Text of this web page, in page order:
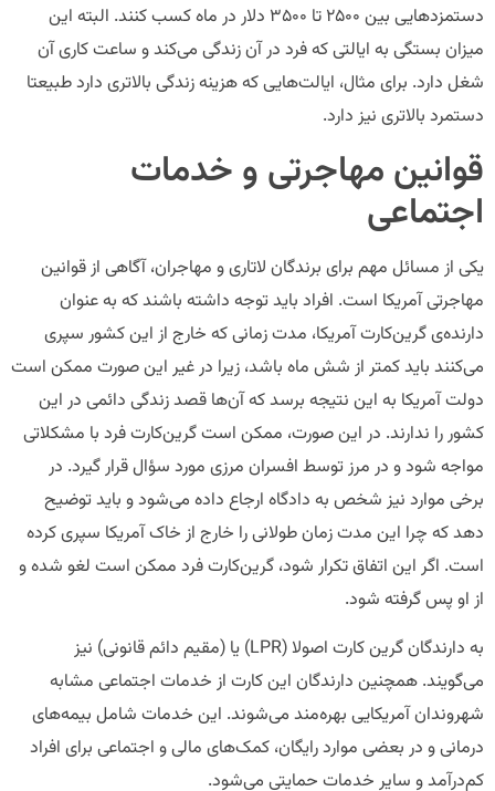
دستمزدهایی بین ۲۵۰۰ تا ۳۵۰۰ دلار در ماه کسب کنند. البته این
میزان بستگی به ایالتی که فرد در آن زندگی می‌کند و ساعت کاری آن
شغل دارد. برای مثال، ایالت‌هایی که هزینه زندگی بالاتری دارد طبیعتا
دستمرد بالاتری نیز دارد.
قوانین مهاجرتی و خدمات
اجتماعی
یکی از مسائل مهم برای برندگان لاتاری و مهاجران، آگاهی از قوانین
مهاجرتی آمریکا است. افراد باید توجه داشته باشند که به عنوان
دارنده‌ی گرین‌کارت آمریکا، مدت زمانی که خارج از این کشور سپری
می‌کنند باید کمتر از شش ماه باشد، زیرا در غیر این صورت ممکن است
دولت آمریکا به این نتیجه برسد که آن‌ها قصد زندگی دائمی در این
کشور را ندارند. در این صورت، ممکن است گرین‌کارت فرد با مشکلاتی
مواجه شود و در مرز توسط افسران مرزی مورد سؤال قرار گیرد. در
برخی موارد نیز شخص به دادگاه ارجاع داده می‌شود و باید توضیح
دهد که چرا این مدت زمان طولانی را خارج از خاک آمریکا سپری کرده
است. اگر این اتفاق تکرار شود، گرین‌کارت فرد ممکن است لغو شده و
از او پس گرفته شود.
به دارندگان گرین کارت اصولا (LPR) یا (مقیم دائم قانونی) نیز
می‌گویند. همچنین دارندگان این کارت از خدمات اجتماعی مشابه
شهروندان آمریکایی بهره‌مند می‌شوند. این خدمات شامل بیمه‌های
درمانی و در بعضی موارد رایگان، کمک‌های مالی و اجتماعی برای افراد
کم‌درآمد و سایر خدمات حمایتی می‌شود.